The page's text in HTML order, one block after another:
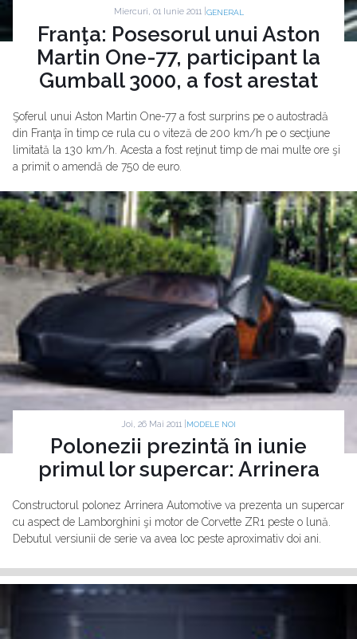
Miercuri, 01 Iunie 2011 | GENERAL
Franţa: Posesorul unui Aston
Martin One-77, participant la
Gumball 3000, a fost arestat
Şoferul unui Aston Martin One-77 a fost surprins pe o autostradă
din Franţa în timp ce rula cu o viteză de 200 km/h pe o secţiune
limitată la 130 km/h. Acesta a fost reţinut timp de mai multe ore şi
a primit o amendă de 750 de euro.
Joi, 26 Mai 2011 | MODELE NOI
Polonezii prezintă în iunie
primul lor supercar: Arrinera
Constructorul polonez Arrinera Automotive va prezenta un supercar
cu aspect de Lamborghini şi motor de Corvette ZR1 peste o lună.
Debutul versiunii de serie va avea loc peste aproximativ doi ani.